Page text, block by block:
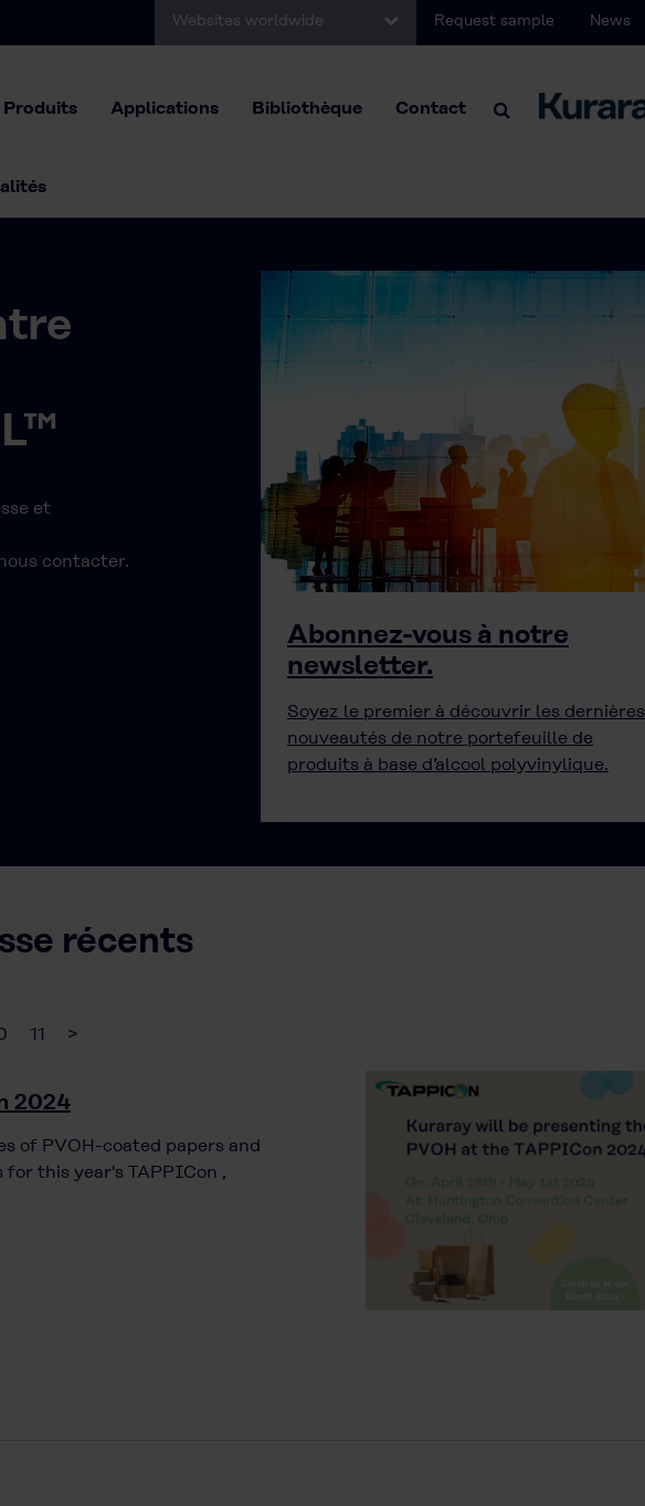
Websites worldwide Request sample News
Produits Applications Bibliothèque Contact
et
contacter.
Abonnez-vous à notre
newsletter.
Soyez le premier à découvrir les dernières
nouveautés de notre portefeuille de
produits à base d’alcool polyvinylique.
récents
11 >
2024
of PVOH-coated papers and
this year's TAPPICon ,